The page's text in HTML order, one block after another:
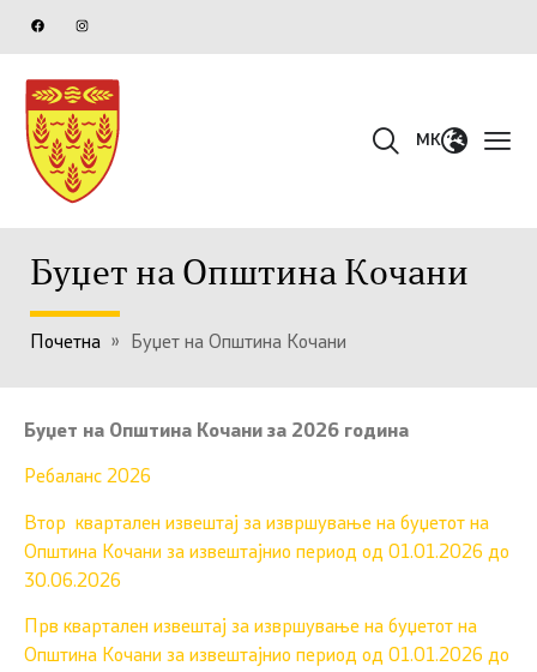
MK
Буџет на Општина Кочани
Почетна » Буџет на Општина Кочани
Буџет на Општина Кочани за 2026 година
Ребаланс 2026
Втор квартален извештај за извршување на буџетот на
Општина Кочани за извештајнио период од 01.01.2026 до
30.06.2026
Прв квартален извештај за извршување на буџетот на
Општина Кочани за извештајнио период од 01.01.2026 до